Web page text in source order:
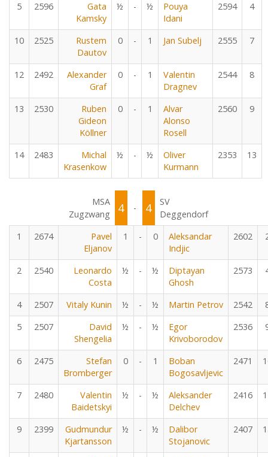
5 2596
Gata
Kamsky
½ - ½
Pouya
Idani
2594 4
10 2525
Rustem
Dautov
0 - 1 Jan Subelj 2555 7
12 2492
Alexander
Graf
0 - 1
Valentin
Dragnev
2544 8
13 2530
Ruben
Gideon
Köllner
0 - 1
Alvar
Alonso
Rosell
2560 9
14 2483
Michal
Krasenkow
½ - ½
Oliver
Kurmann
2353 13
MSA
Zugzwang
4 - 4
SV
Deggendorf
1
2674
Pavel
Eljanov
1 - 0
Aleksandar
Indjic
2602
2 2540
Leonardo
Costa
½ - ½
Diptayan
Ghosh
2573
4 2507 Vitaly Kunin ½ - ½ Martin Petrov 2542
5
2507
David
Shengelia
½ - ½
Egor
Krivoborodov
2536
6 2475
Stefan
Bromberger
0 - 1
Boban
Bogosavljevic
2471
7 2480
Valentin
Baidetskyi
½ - ½
Aleksander
Delchev
2416
9 2399
Gudmundur
Kjartansson
½ - ½
Dalibor
Stojanovic
2407